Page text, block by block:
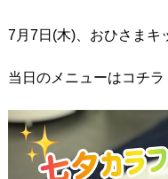
7月7日(木)、おひさまキ
当日のメニューはコチラ